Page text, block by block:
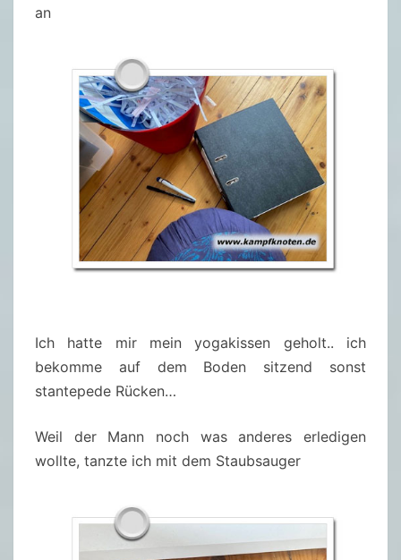
an
Ich hatte mir mein yogakissen geholt.. ich
bekomme auf dem Boden sitzend sonst
stantepede Rücken…
Weil der Mann noch was anderes erledigen
wollte, tanzte ich mit dem Staubsauger